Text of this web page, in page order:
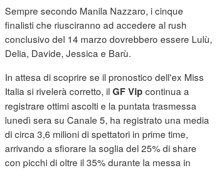
Sempre secondo Manila Nazzaro, i cinque
finalisti che riusciranno ad accedere al rush
conclusivo del 14 marzo dovrebbero essere Lulù,
Delia, Davide, Jessica e Barù.
In attesa di scoprire se il pronostico dell'ex Miss
Italia si rivelerà corretto, il GF Vip continua a
registrare ottimi ascolti e la puntata trasmessa
lunedì sera su Canale 5, ha registrato una media
di circa 3,6 milioni di spettatori in prime time,
arrivando a sfiorare la soglia del 25% di share
con picchi di oltre il 35% durante la messa in